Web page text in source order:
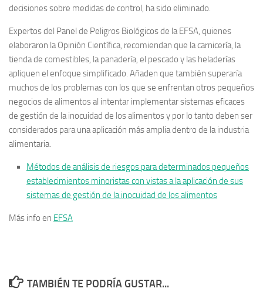
decisiones sobre medidas de control, ha sido eliminado.
Expertos del Panel de Peligros Biológicos de la EFSA, quienes
elaboraron la Opinión Científica, recomiendan que la carnicería, la
tienda de comestibles, la panadería, el pescado y las heladerías
apliquen el enfoque simplificado. Añaden que también superaría
muchos de los problemas con los que se enfrentan otros pequeños
negocios de alimentos al intentar implementar sistemas eficaces
de gestión de la inocuidad de los alimentos y por lo tanto deben ser
considerados para una aplicación más amplia dentro de la industria
alimentaria.
Métodos de análisis de riesgos para determinados pequeños
establecimientos minoristas con vistas a la aplicación de sus
sistemas de gestión de la inocuidad de los alimentos
Más info en EFSA
TAMBIÉN TE PODRÍA GUSTAR...